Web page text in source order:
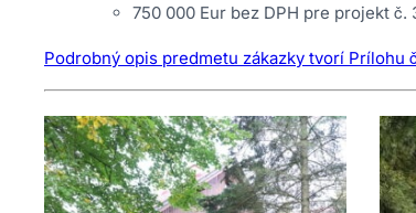
750 000 Eur bez DPH pre projekt č.
Podrobný opis predmetu zákazky tvorí Prílohu